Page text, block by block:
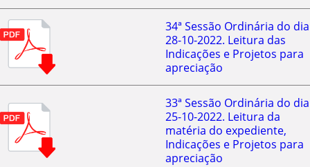
34ª Sessão Ordinária do dia
28-10-2022. Leitura das
Indicações e Projetos para
apreciação
33ª Sessão Ordinária do dia
25-10-2022. Leitura da
matéria do expediente,
Indicações e Projetos para
apreciação